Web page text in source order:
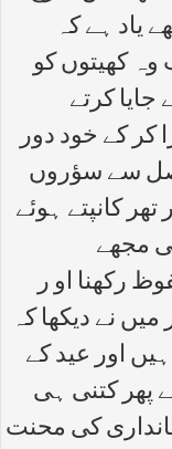
یاد ہے کہ
کھیتوں کو
جایا کرتے
کر کے خود دور
سے سؤروں
کانپتے ہوئے
مجھے
رکھنا او ر
نے دیکھا کہ
اور عید کے
پھر کتنی ہی
کی محنت